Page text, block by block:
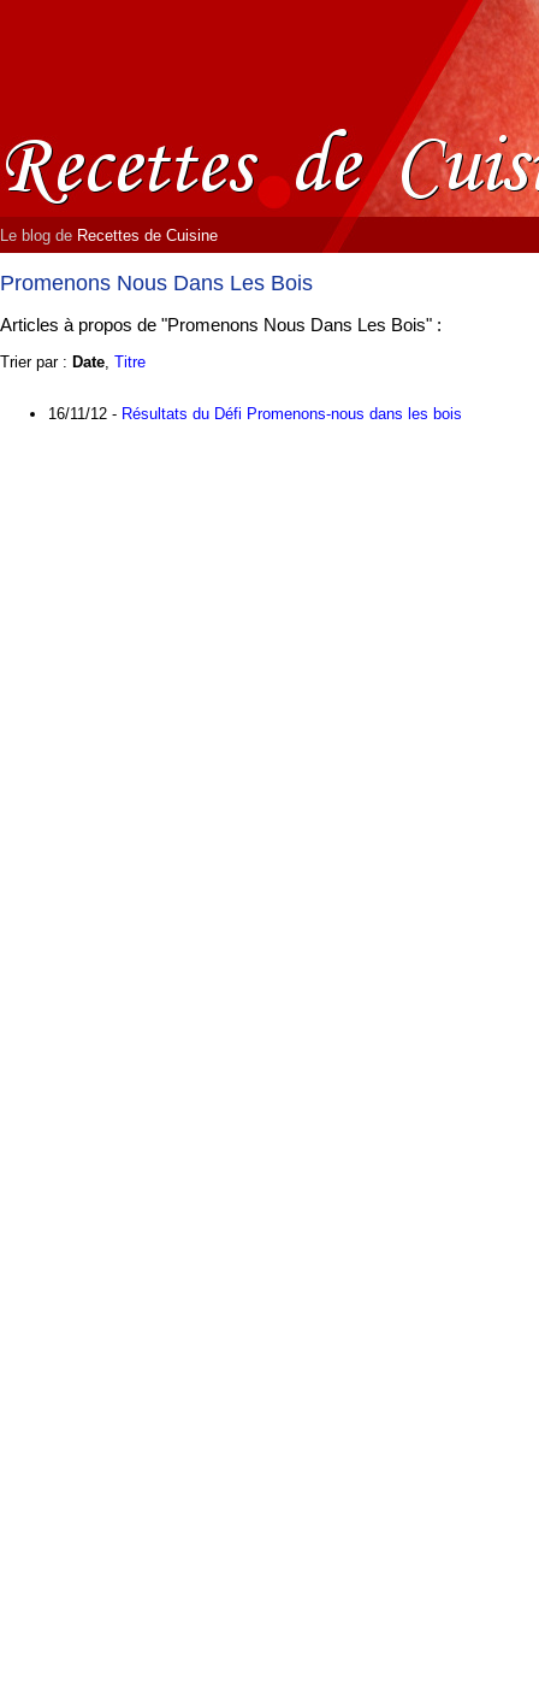
Le blog de Recettes de Cuisine
Promenons Nous Dans Les Bois
Articles à propos de "Promenons Nous Dans Les Bois" :
Trier par : Date Titre
16/11/12 - Résultats du Défi Promenons-nous dans les bois